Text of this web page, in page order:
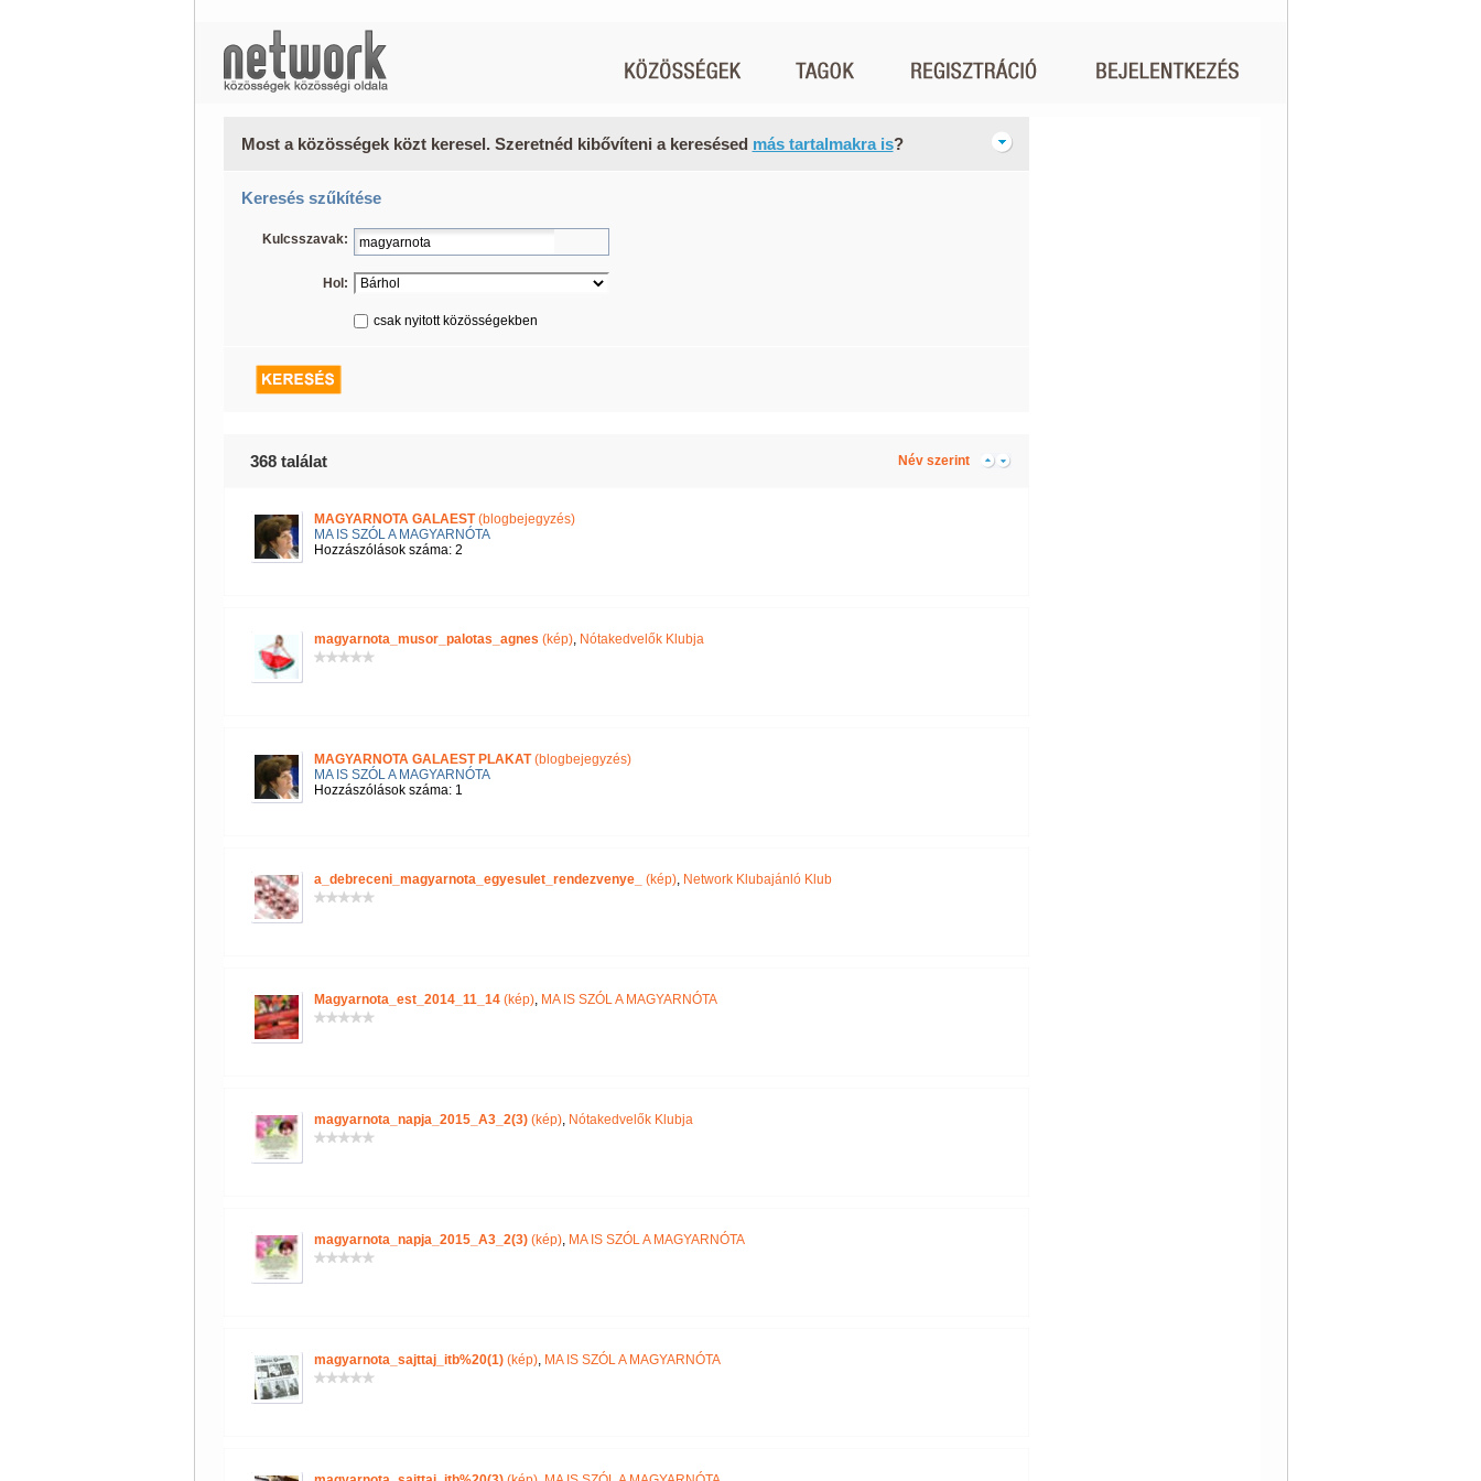
Most a közösségek közt keresel. Szeretnéd kibővíteni a keresésed más tartalmakra is?
Keresés szűkítése
Kulcsszavak:
Hol:
csak nyitott közösségekben
368 találat Név szerint
MAGYARNOTA GALAEST(blogbejegyzés)
MA IS SZÓL A MAGYARNÓTA
Hozzászólások száma: 2
magyarnota_musor_palotas_agnes (kép), Nótakedvelők Klubja
MAGYARNOTA GALAEST PLAKAT(blogbejegyzés)
MA IS SZÓL A MAGYARNÓTA
Hozzászólások száma: 1
a_debreceni_magyarnota_egyesulet_rendezvenye_ (kép), Network Klubajánló Klub
Magyarnota_est_2014_11_14(kép), MA IS SZÓL A MAGYARNÓTA
magyarnota_napja_2015_A3_2(3)(kép), Nótakedvelők Klubja
magyarnota_napja_2015_A3_2(3)(kép), MA IS SZÓL A MAGYARNÓTA
magyarnota_sajttaj_itb%20(1)(kép), MA IS SZÓL A MAGYARNÓTA